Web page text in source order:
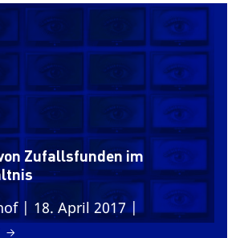
Zufallsfunden im
| 18. April 2017|